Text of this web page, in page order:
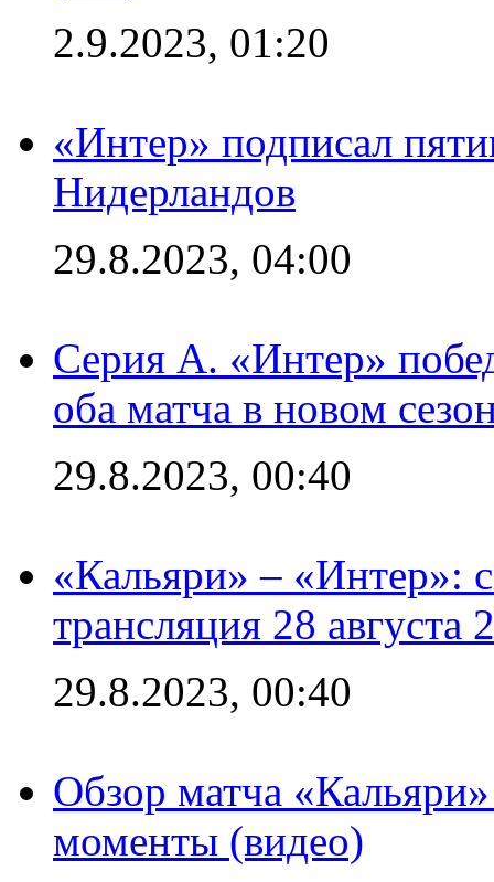
2.9.2023, 01:20
«Интер» подписал
Нидерландов
29.8.2023, 04:00
Серия А. «Интер»
оба матча в новом
29.8.2023, 00:40
«Кальяри» – «Интер»:
трансляция 28 августа
29.8.2023, 00:40
Обзор матча
моменты (видео)